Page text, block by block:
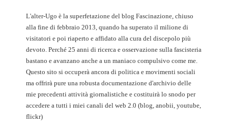
L'alter-Ugo è la superfetazione del blog Fascinazione, chiuso
alla fine di febbraio 2013, quando ha superato il milione di
visitatori e poi riaperto e affidato alla cura del discepolo più
devoto. Perché 25 anni di ricerca e osservazione sulla fascisteria
bastano e avanzano anche a un maniaco compulsivo come me.
Questo sito si occuperà ancora di politica e movimenti sociali
ma offrirà pure una robusta documentazione d'archivio delle
mie precedenti attività giornalistiche e costituirà lo snodo per
accedere a tutti i miei canali del web 2.0 (blog, anobii, youtube,
flickr)